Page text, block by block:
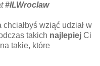
#ILWroclaw
chciałbyś wziąć udział w
takich najlepiej Ci
takie, które